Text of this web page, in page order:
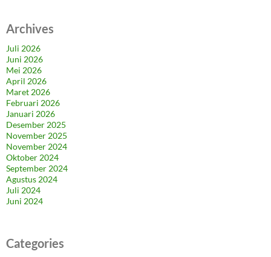
Archives
Juli 2026
Juni 2026
Mei 2026
April 2026
Maret 2026
Februari 2026
Januari 2026
Desember 2025
November 2025
November 2024
Oktober 2024
September 2024
Agustus 2024
Juli 2024
Juni 2024
Categories